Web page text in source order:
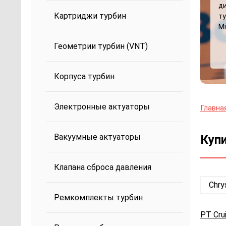
Картриджи турбин
Геометрии турбин (VNT)
Корпуса турбин
Электронные актуаторы
Вакуумные актуаторы
Клапана сброса давления
Ремкомплекты турбин
PT